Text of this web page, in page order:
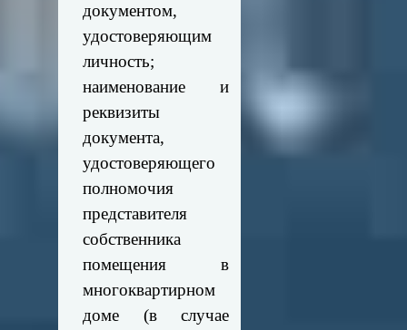
документом,
удостоверяющим
личность;
наименование и
реквизиты
документа,
удостоверяющего
полномочия
представителя
собственника
помещения в
многоквартирном
доме (в случае